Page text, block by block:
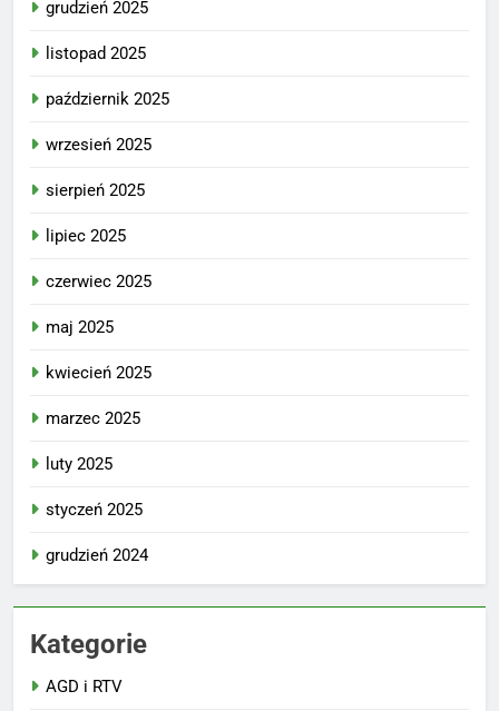
grudzień 2025
listopad 2025
październik 2025
wrzesień 2025
sierpień 2025
lipiec 2025
czerwiec 2025
maj 2025
kwiecień 2025
marzec 2025
luty 2025
styczeń 2025
grudzień 2024
Kategorie
AGD i RTV